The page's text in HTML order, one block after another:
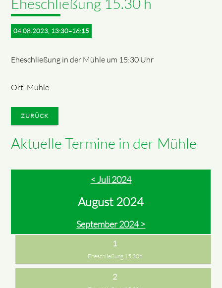
04.08.2023, 13:30–16:15
Eheschließung in der Mühle um 15:30 Uhr
Ort: Mühle
ZURÜCK
Aktuelle Termine in der Mühle
< Juli 2024
August 2024
September 2024 >
1
Eheschließung 15.30h
2